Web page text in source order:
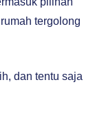
tergolong
dan tentu saja